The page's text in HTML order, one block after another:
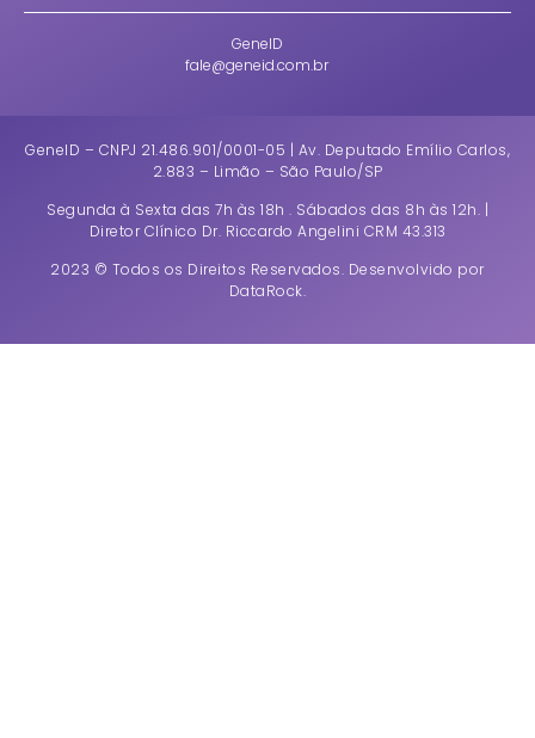
GeneID
fale@geneid.com.br
GeneID – CNPJ 21.486.901/0001-05 | Av. Deputado Emílio Carlos,
2.883 – Limão – São Paulo/SP
Segunda à Sexta das 7h às 18h . Sábados das 8h às 12h. |
Diretor Clínico Dr. Riccardo Angelini CRM 43.313
2023 © Todos os Direitos Reservados. Desenvolvido por
DataRock.